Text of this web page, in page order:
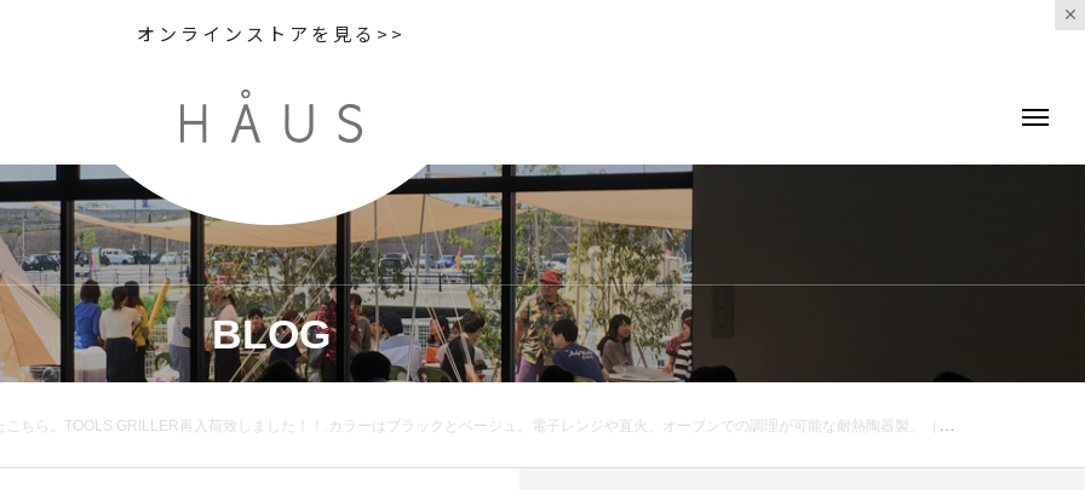
オンラインストアを見る>>
BLOG
した！！.カラーはブラックとベージュ。電子レンジや直火、オーブンでの調理が可能な耐熱陶器製。（※IHは魚焼きグリルのみ対応）お食事系はもちろん、フレンチトーストなどのデザート系も作れちゃいます♡.見た目もおしゃれ。これからの時期、ますます大活躍な予感、、♡..くわしくは@haus_zakka ..#TOOLS GRILLER#グリラー#調理器具#陶器#簡単調理#hausmatsue #島根 #松江